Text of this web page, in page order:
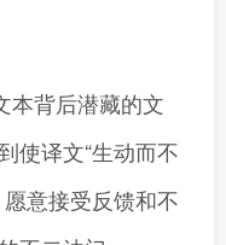
本背后潜藏的文
使译文“生动而不
意接受反馈和不